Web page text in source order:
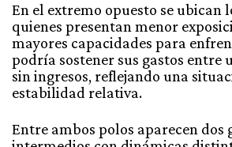
En el extremo opuesto se ubican
quienes presentan menor
mayores capacidades para
podría sostener sus gastos entre
sin ingresos, reflejando una
estabilidad relativa.
Entre ambos polos aparecen dos